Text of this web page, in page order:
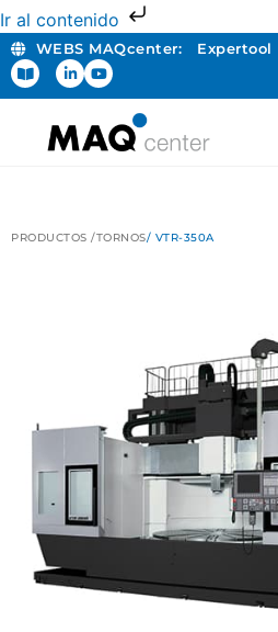
Ir al contenido
WEBS MAQcenter: Expertool
PRODUCTOS /TORNOS/ VTR-350A